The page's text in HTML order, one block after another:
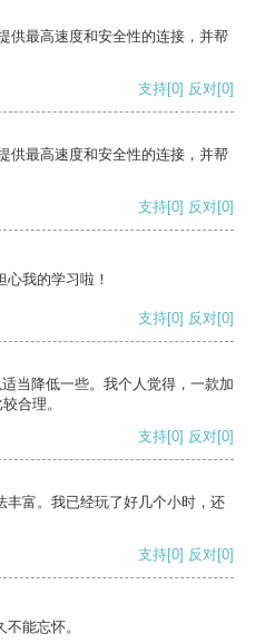
供最高速度和安全性的连接，并帮
支持[0] 反对[0]
供最高速度和安全性的连接，并帮
支持[0] 反对[0]
我的学习啦！
支持[0] 反对[0]
当降低一些。我个人觉得，一款加
合理。
支持[0] 反对[0]
丰富。我已经玩了好几个小时，还
支持[0] 反对[0]
能忘怀。